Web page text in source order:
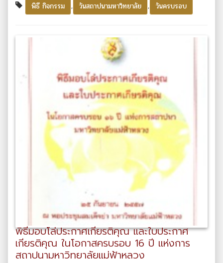
พิธี กิจกรรม
, วันสถาปนามหาวิทยาลัย , วันครบรอบ
พิธีมอบโล่ประกาศเกียรติคุณ และใบประกาศ
เกียรติคุณ ในโอกาสครบรอบ 16 ปี แห่งการ
สถาปนามหาวิทยาลัยแม่ฟ้าหลวง